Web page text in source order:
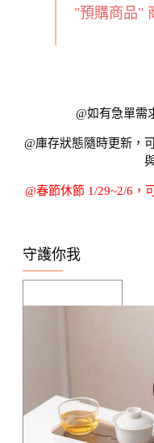
"預購商品"
@如有急單需
@庫存狀態隨時更新，
@春節休節 1/29~2/6，
守護你我